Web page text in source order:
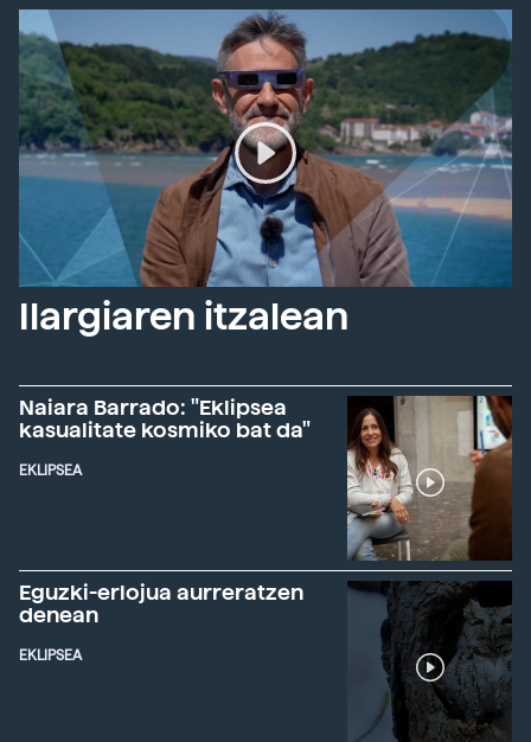
Ilargiaren itzalean
Naiara Barrado: "Eklipsea
kasualitate kosmiko bat da"
EKLIPSEA
Eguzki-erlojua aurreratzen
denean
EKLIPSEA